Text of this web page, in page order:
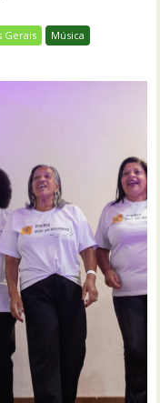
Gerais
Música